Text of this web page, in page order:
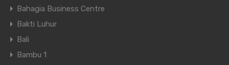
Bahagia Business Centre
Bakti Luhur
Bali
Bambu 1